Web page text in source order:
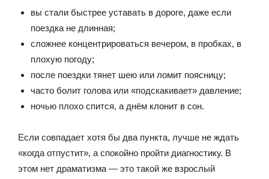
вы стали быстрее уставать в дороге, даже если
поездка не длинная;
сложнее концентрироваться вечером, в пробках, в
плохую погоду;
после поездки тянет шею или ломит поясницу;
часто болит голова или «подскакивает» давление;
ночью плохо спится, а днём клонит в сон.
Если совпадает хотя бы два пункта, лучше не ждать
«когда отпустит», а спокойно пройти диагностику. В
этом нет драматизма — это такой же взрослый